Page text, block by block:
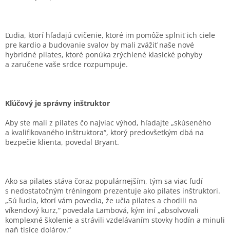
Ľudia, ktorí hľadajú cvičenie, ktoré im pomôže splniť ich ciele
pre kardio a budovanie svalov by mali zvážiť naše nové
hybridné pilates, ktoré ponúka zrýchlené klasické pohyby
a zaručene vaše srdce rozpumpuje.
Kľúčový je správny inštruktor
Aby ste mali z pilates čo najviac výhod, hľadajte „skúseného
a kvalifikovaného inštruktora“, ktorý predovšetkým dbá na
bezpečie klienta, povedal Bryant.
Ako sa pilates stáva čoraz populárnejším, tým sa viac ľudí
s nedostatočným tréningom prezentuje ako pilates inštruktori.
„Sú ľudia, ktorí vám povedia, že učia pilates a chodili na
víkendový kurz,“ povedala Lambová, kým iní „absolvovali
komplexné školenie a strávili vzdelávaním stovky hodín a minuli
naň tisíce dolárov.“